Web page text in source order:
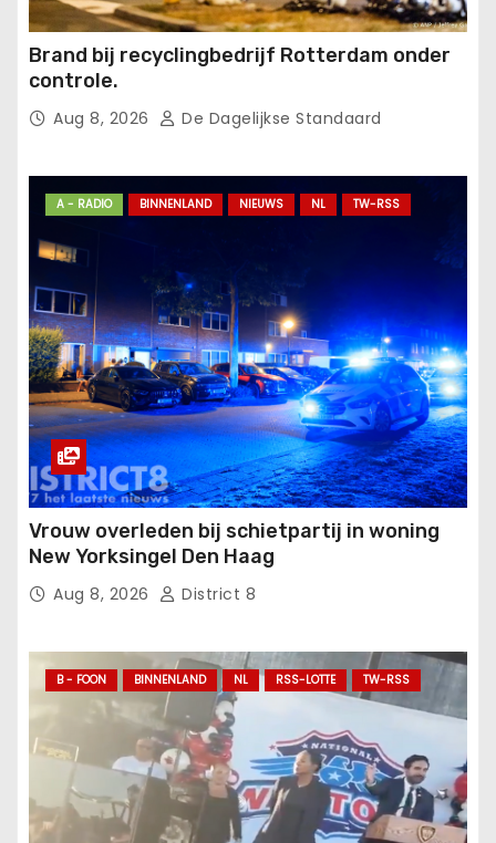
Brand bij recyclingbedrijf Rotterdam onder
controle.
Aug 8, 2026 De Dagelijkse Standaard
A - RADIO BINNENLAND NIEUWS NL TW-RSS
Vrouw overleden bij schietpartij in woning
New Yorksingel Den Haag
Aug 8, 2026 District 8
B - FOON BINNENLAND NL RSS-LOTTE TW-RSS